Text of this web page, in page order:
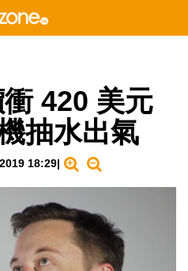
420 美元
抽水出氣
18:29|